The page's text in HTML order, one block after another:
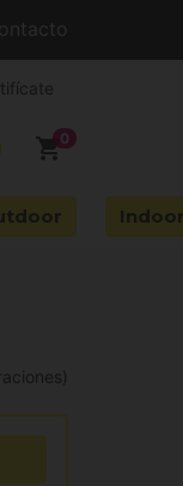
shopping_cart